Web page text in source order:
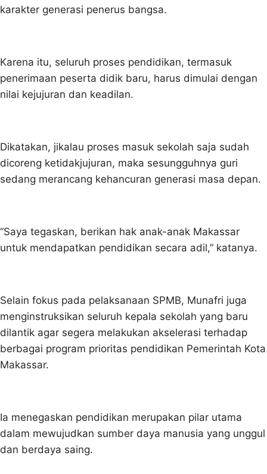
karakter generasi penerus bangsa.
Karena itu, seluruh proses pendidikan, termasuk
penerimaan peserta didik baru, harus dimulai dengan
nilai kejujuran dan keadilan.
Dikatakan, jikalau proses masuk sekolah saja sudah
dicoreng ketidakjujuran, maka sesungguhnya guri
sedang merancang kehancuran generasi masa depan.
“Saya tegaskan, berikan hak anak-anak Makassar
untuk mendapatkan pendidikan secara adil,” katanya.
Selain fokus pada pelaksanaan SPMB, Munafri juga
menginstruksikan seluruh kepala sekolah yang baru
dilantik agar segera melakukan akselerasi terhadap
berbagai program prioritas pendidikan Pemerintah Kota
Makassar.
Ia menegaskan pendidikan merupakan pilar utama
dalam mewujudkan sumber daya manusia yang unggul
dan berdaya saing.